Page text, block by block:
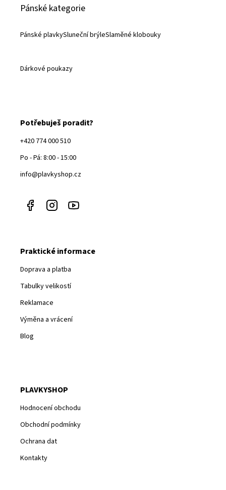
Pánské kategorie
Pánské plavkySluneční brýleSlaměné klobouky
Dárkové poukazy
Potřebuješ poradit?
+420 774 000 510
Po - Pá: 8:00 - 15:00
info@plavkyshop.cz
Praktické informace
Doprava a platba
Tabulky velikostí
Reklamace
Výměna a vrácení
Blog
PLAVKYSHOP
Hodnocení obchodu
Obchodní podmínky
Ochrana dat
Kontakty